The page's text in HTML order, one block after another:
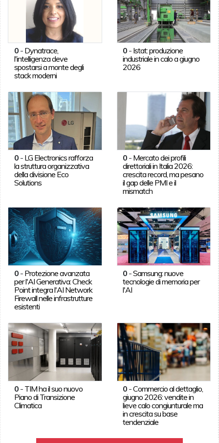
0- Dynatrace,
l'intelligenza deve
spostarsi a monte degli
stack moderni
0 - Istat: produzione
industriale in calo a giugno
2026
0- LG Electronics rafforza
la struttura organizzativa
della divisione Eco
Solutions
0 - Mercato dei profili
direttoriali in Italia 2026:
crescita record, ma pesano
il gap delle PMI e il
mismatch
0- Protezione avanzata
per l'AI Generativa: Check
Point integra l'AI Network
Firewall nelle infrastrutture
esistenti
0 -Samsung: nuove
tecnologie di memoria per
l'AI
0- TIM ha il suo nuovo
Piano di Transizione
Climatica
0 -Commercio al dettaglio,
giugno 2026: vendite in
lieve calo congiunturale ma
in crescita su base
tendenziale